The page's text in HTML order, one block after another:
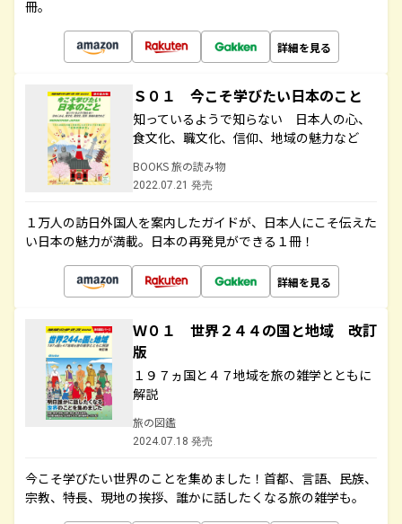
冊。
詳細を見る
Ｓ０１ 今こそ学びたい日本のこと
知っているようで知らない 日本人の心、
食文化、職文化、信仰、地域の魅力など
BOOKS 旅の読み物
2022.07.21 発売
１万人の訪日外国人を案内したガイドが、日本人にこそ伝えた
い日本の魅力が満載。日本の再発見ができる１冊！
詳細を見る
Ｗ０１ 世界２４４の国と地域 改訂
版
１９７ヵ国と４７地域を旅の雑学とともに
解説
旅の図鑑
2024.07.18 発売
今こそ学びたい世界のことを集めました！首都、言語、民族、
宗教、特長、現地の挨拶、誰かに話したくなる旅の雑学も。